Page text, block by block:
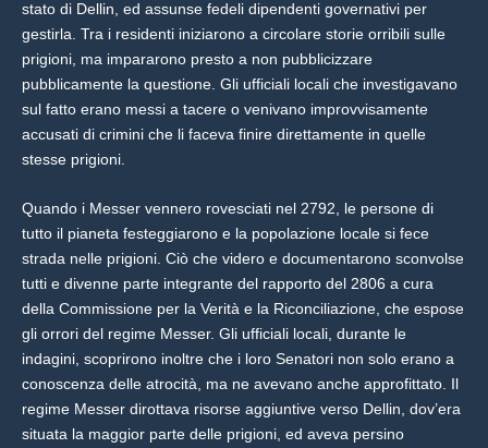
stato di Dellin, ed assunse fedeli dipendenti governativi per
gestirla. Tra i residenti iniziarono a circolare storie orribili sulle
prigioni, ma impararono presto a non pubblicizzare
pubblicamente la questione. Gli ufficiali locali che investigavano
sul fatto erano messi a tacere o venivano improvvisamente
accusati di crimini che li faceva finire direttamente in quelle
stesse prigioni.
Quando i Messer vennero rovesciati nel 2792, le persone di
tutto il pianeta festeggiarono e la popolazione locale si fece
strada nelle prigioni. Ciò che videro e documentarono sconvolse
tutti e divenne parte integrante del rapporto del 2806 a cura
della Commissione per la Verità e la Riconciliazione, che espose
gli orrori del regime Messer. Gli ufficiali locali, durante le
indagini, scoprirono inoltre che i loro Senatori non solo erano a
conoscenza delle atrocità, ma ne avevano anche approfittato. Il
regime Messer dirottava risorse aggiuntive verso Dellin, dov’era
situata la maggior parte delle prigioni, ed aveva persino